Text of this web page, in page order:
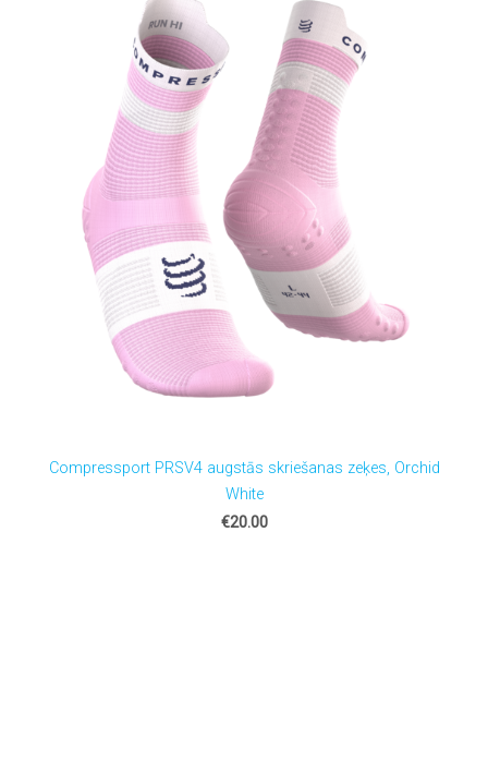
Compressport PRSV4 augstās skriešanas zeķes, Orchid
White
€20.00